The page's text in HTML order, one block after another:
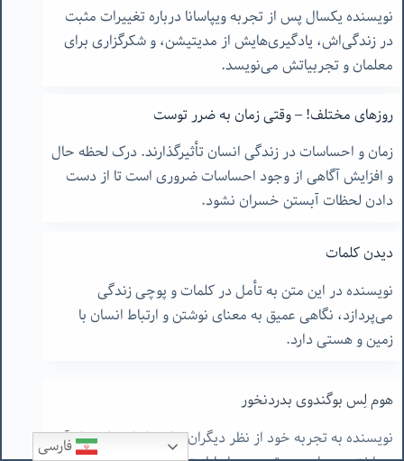
نویسنده یکسال پس از تجربه ویپاسانا درباره تغییرات مثبت
در زندگی‌اش، یادگیری‌هایش از مدیتیشن، و شکرگزاری برای
معلمان و تجربیاتش می‌نویسد.
روزهای مختلف! – وقتی زمان به ضرر توست
زمان و احساسات در زندگی انسان تأثیرگذارند. درک لحظه حال
و افزایش آگاهی از وجود احساسات ضروری است تا از دست
دادن لحظات آبستن خسران نشود.
دیدن کلمات
نویسنده در این متن به تأمل در کلمات و پوچی زندگی
می‌پردازد، نگاهی عمیق به معنای نوشتن و ارتباط انسان با
زمین و هستی دارد.
هوم لِس بوگندوی بدرد‌نخور
نویسنده به تجربه خود از نظر دیگران و احساسات ناشی از آن
پرداخته و به اهمیت تمرین روابط اجتماعی و تفکر دربارهٔ فارسی